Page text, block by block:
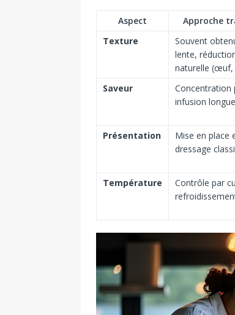
Aspect Approche
Texture
Souvent
lente,
naturelle (œuf,
Saveur
Concentration
infusion
Présentation
Mise en place
dressage
Température
Contrôle par